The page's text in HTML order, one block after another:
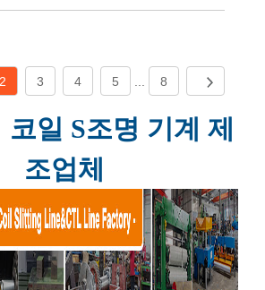
2 3 4 5 ... 8
코일 S조명 기계 제
조업체